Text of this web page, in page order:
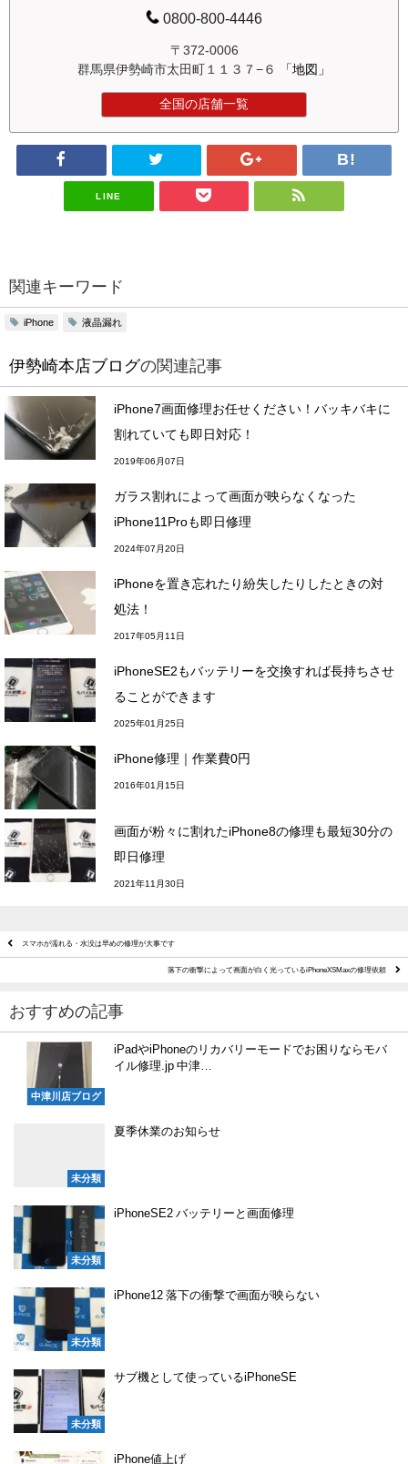
0800-800-4446
〒372-0006
群馬県伊勢崎市太田町１１３７−６
「地図」
全国の店舗一覧
LINE
関連キーワード
iPhone 液晶漏れ
伊勢崎本店ブログの関連記事
iPhone7画面修理お任せください！バッキバキに
割れていても即日対応！
2019年06月07日
ガラス割れによって画面が映らなくなった
iPhone11Proも即日修理
2024年07月20日
iPhoneを置き忘れたり紛失したりしたときの対
処法！
2017年05月11日
iPhoneSE2もバッテリーを交換すれば長持ちさせ
ることができます
2025年01月25日
iPhone修理｜作業費0円
2016年01月15日
画面が粉々に割れたiPhone8の修理も最短30分の
即日修理
2021年11月30日
スマホが濡れる・水没は早めの修理が大事です
落下の衝撃によって画面が白く光っているiPhoneXSMaxの修理依頼
おすすめの記事
中津川店ブログ
iPadやiPhoneのリカバリーモードでお困りならモバ
イル修理.jp 中津…
未分類
夏季休業のお知らせ
未分類
iPhoneSE2 バッテリーと画面修理
未分類
iPhone12 落下の衝撃で画面が映らない
未分類
サブ機として使っているiPhoneSE
iPhone値上げ